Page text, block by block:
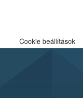
Cookie beállítások